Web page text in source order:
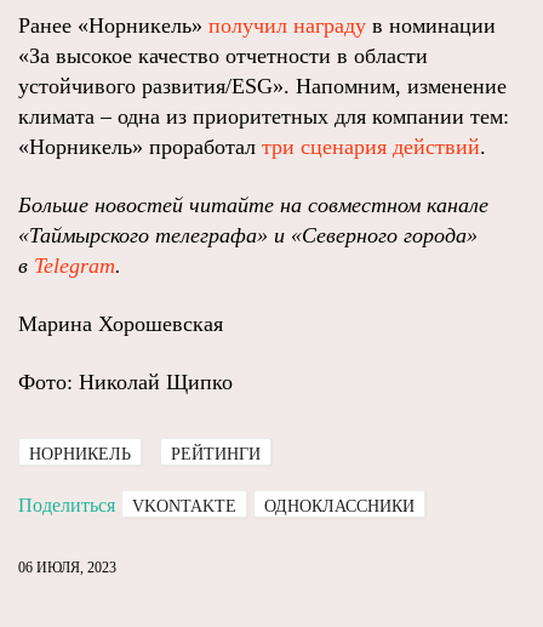
Ранее «Норникель» получил награду в номинации
«За высокое качество отчетности в области
устойчивого развития/ESG». Напомним, изменение
климата – одна из приоритетных для компании тем:
«Норникель» проработал три сценария действий.
Больше новостей читайте на совместном канале
«Таймырского телеграфа» и «Северного города»
в Telegram.
Марина Хорошевская
Фото: Николай Щипко
НОРНИКЕЛЬ РЕЙТИНГИ
Поделиться VKONTAKTE ОДНОКЛАССНИКИ
06 ИЮЛЯ, 2023